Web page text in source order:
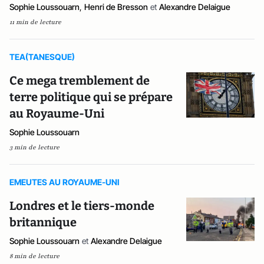
Sophie Loussouarn, Henri de Bresson et Alexandre Delaigue
11 min de lecture
TEA(TANESQUE)
Ce mega tremblement de
terre politique qui se prépare
au Royaume-Uni
Sophie Loussouarn
3 min de lecture
EMEUTES AU ROYAUME-UNI
Londres et le tiers-monde
britannique
Sophie Loussouarn et Alexandre Delaigue
8 min de lecture